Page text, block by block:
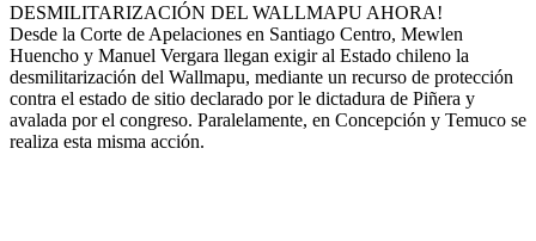
DESMILITARIZACIÓN DEL WALLMAPU AHORA!
Desde la Corte de Apelaciones en Santiago Centro, Mewlen
Huencho y Manuel Vergara llegan exigir al Estado chileno la
desmilitarización del Wallmapu, mediante un recurso de protección
contra el estado de sitio declarado por le dictadura de Piñera y
avalada por el congreso. Paralelamente, en Concepción y Temuco se
realiza esta misma acción.